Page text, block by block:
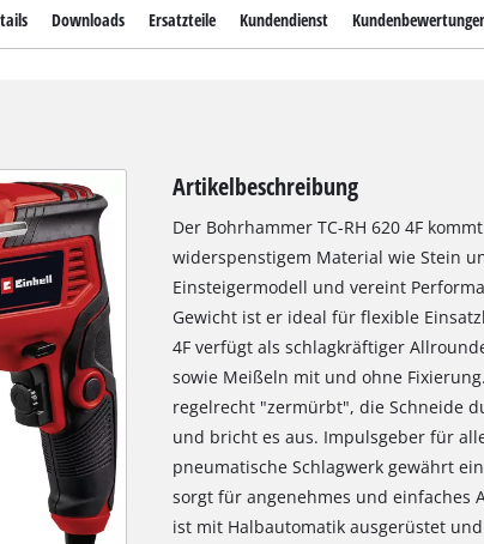
Downloads Ersatzteile Kundendienst
Artikelbeschreibung
Der Bohrhammer TC-RH 620 4F
widerspenstigem Material wie Stein
Einsteigermodell und vereint
Gewicht ist er ideal für flexible
4F verfügt als schlagkräftiger
sowie Meißeln mit und ohne
regelrecht "zermürbt", die Schneide
und bricht es aus. Impulsgeber für
pneumatische Schlagwerk gewährt
sorgt für angenehmes und einfaches
ist mit Halbautomatik ausgerüstet